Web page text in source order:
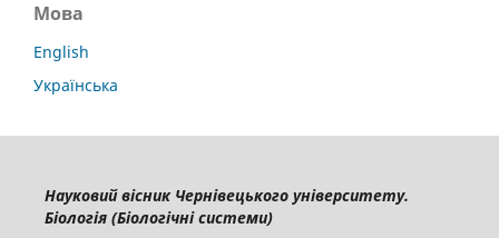
Мова
English
Українська
Науковий вісник Чернівецького університету.
Біологія (Біологічні системи)